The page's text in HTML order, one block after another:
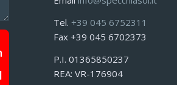
Tel.+39 045 6752311
Fax +39 045 6702373
P.I. 01365850237
REA: VR-176904